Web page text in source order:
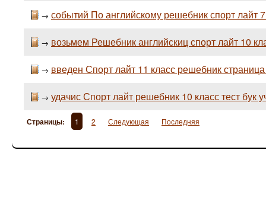
→ событий По английскому решебник спорт лайт
→ возьмем Решебник английскиц спорт лайт 10
→ введен Спорт лайт 11 класс решебник
→ удачис Спорт лайт решебник 10 класс тест бук
Страницы: 1 2 Следующая Последняя